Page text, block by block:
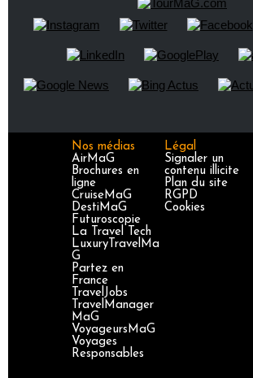
Nos médias
AirMaG
Brochures en
ligne
CruiseMaG
DestiMaG
Futuroscopie
La Travel Tech
LuxuryTravelMa
G
Partez en
France
TravelJobs
TravelManager
MaG
VoyageursMaG
Voyages
Responsables
Légal
Signaler un
contenu illicite
Plan du site
RGPD
Cookies